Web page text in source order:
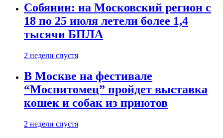
Собянин: на Московский регион с
18 по 25 июля летели более 1,4
тысячи БПЛА
2 недели спустя
В Москве на фестивале
“Моспитомец” пройдет выставка
кошек и собак из приютов
2 недели спустя